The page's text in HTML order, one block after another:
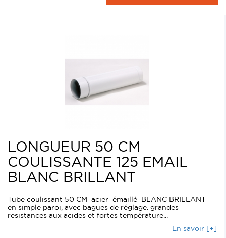
LONGUEUR 50 CM
COULISSANTE 125 EMAIL
BLANC BRILLANT
Tube coulissant 50 CM acier émaillé BLANC BRILLANT
en simple paroi, avec bagues de réglage. grandes
resistances aux acides et fortes température...
En savoir [+]